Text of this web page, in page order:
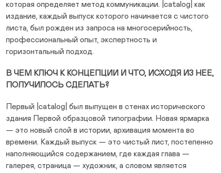
которая определяет метод коммуникации. |catalog| как
издание, каждый выпуск которого начинается с чистого
листа, был рожден из запроса на многосерийность,
профессиональный опыт, экспертность и
горизонтальный подход.
В ЧЕМ КЛЮЧ К КОНЦЕПЦИИ И ЧТО, ИСХОДЯ ИЗ НЕЕ,
ПОЛУЧИЛОСЬ СДЕЛАТЬ?
Первый |catalog| был выпущен в стенах исторического
здания Первой образцовой типографии. Новая ярмарка
— это новый слой в истории, архивация момента во
времени. Каждый выпуск — это чистый лист, постепенно
наполняющийся содержанием, где каждая глава —
галерея, страница — художник, а словом является